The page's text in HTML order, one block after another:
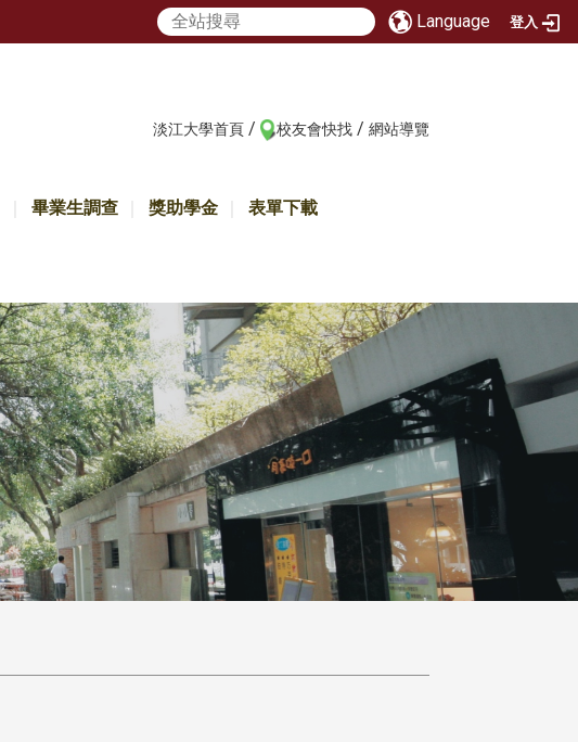
Language 登入
淡江大學首頁 / 校友會快找 / 網站導覽
畢業生調查 獎助學金 表單下載